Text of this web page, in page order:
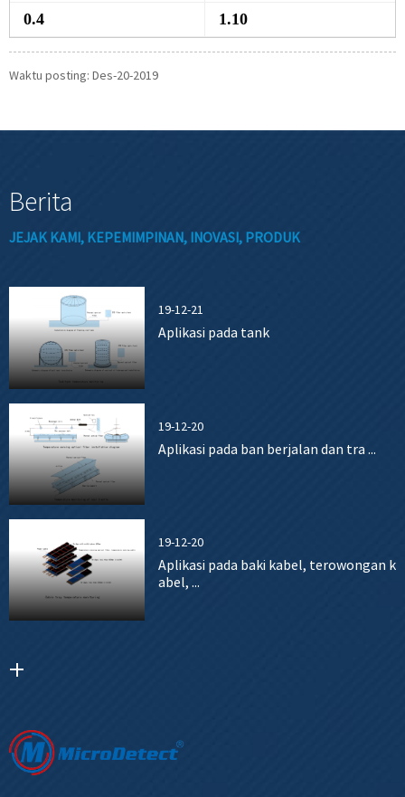
0.4
1.10
Waktu posting: Des-20-2019
Berita
JEJAK KAMI, KEPEMIMPINAN, INOVASI, PRODUK
19-12-21
Aplikasi pada tank
19-12-20
Aplikasi pada ban berjalan dan tra ...
19-12-20
Aplikasi pada baki kabel, terowongan k
abel, ...